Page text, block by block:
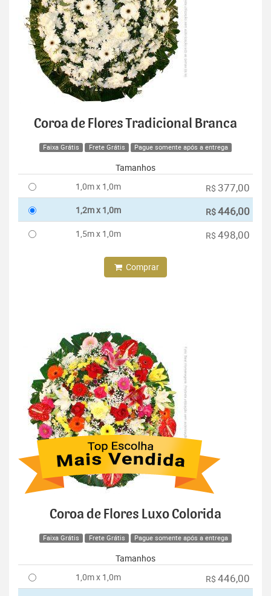
Coroa de Flores Tradicional Branca
Faixa Grátis Frete Grátis Pague somente após a entrega
Tamanhos
1,0m x 1,0m
R$ 377,00
1,2m x 1,0m R$446,00
1,5m x 1,0m R$ 498,00
Comprar
Coroa de Flores Luxo Colorida
Faixa Grátis Frete Grátis Pague somente após a entrega
Tamanhos
1,0m x 1,0m
R$ 446,00